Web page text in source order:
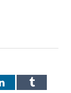
LinkedInTumblr